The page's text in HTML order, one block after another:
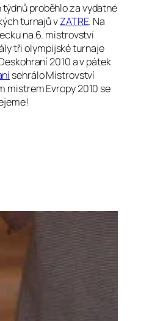
proběhlo za vydatné
turnajů vZATRE. Na
na 6. mistrovství
tři olympijské turnaje
2010 a v pátek
sehrálo Mistrovství
mistrem Evropy 2010 se